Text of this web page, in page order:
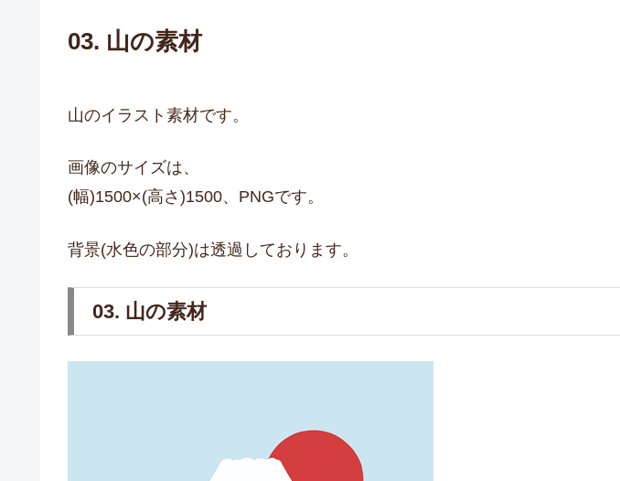
03. 山の素材
山のイラスト素材です。
画像のサイズは、
(幅)1500×(高さ)1500、PNGです。
背景(水色の部分)は透過しております。
03. 山の素材